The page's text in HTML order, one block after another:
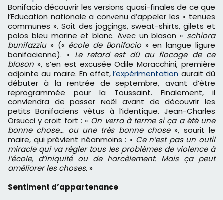
Bonifacio découvrir les versions quasi-finales de ce que
l’Education nationale a convenu d’appeler les « tenues
communes ». Soit des joggings, sweat-shirts, gilets et
polos bleu marine et blanc. Avec un blason « schiora
bunifazziu» (« école de Bonifacio» en langue ligure
bonifacienne). « Le retard est dû au flocage de ce
blason », s’en est excusée Odile Moracchini, première
adjointe au maire. En effet,l’expérimentation aurait dû
débuter à la rentrée de septembre, avant d’être
reprogrammée pour la Toussaint. Finalement, il
conviendra de passer Noël avant de découvrir les
petits Bonifaciens vêtus à l’identique. Jean-Charles
Orsucci y croit fort : « On verra à terme si ça a été une
bonne chose… ou une très bonne chose», sourit le
maire, qui prévient néanmoins : « Ce n’est pas un outil
miracle qui va régler tous les problèmes de violence à
l’école, d’iniquité ou de harcèlement. Mais ça peut
améliorer les choses. »
Sentiment d’appartenance